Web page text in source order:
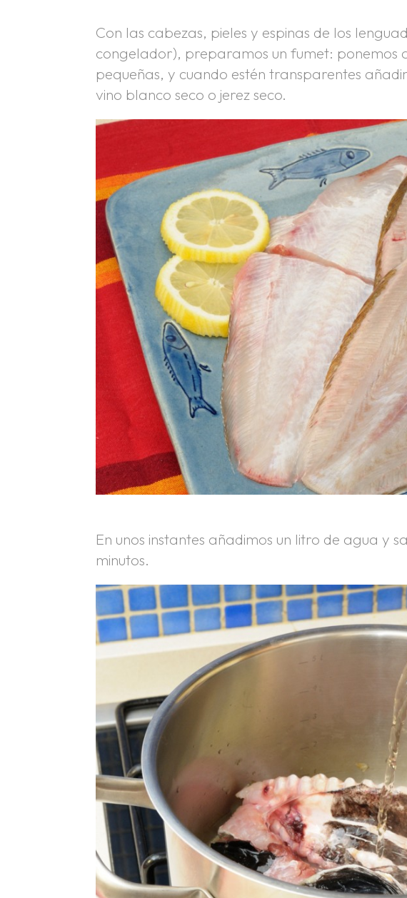
Con las cabezas, pieles y espinas de los
congelador), preparamos un fumet: ponemos
pequeñas, y cuando estén transparentes
vino blanco seco o jerez seco.
En unos instantes añadimos un litro de agua y
minutos.